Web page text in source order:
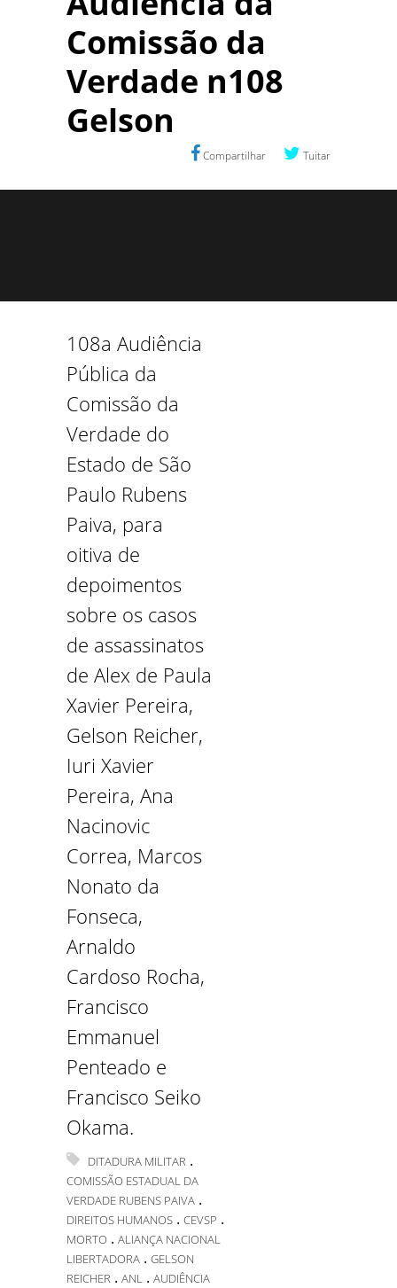
Comissão da
Verdade n108
Gelson
Compartilhar Tuitar
108a Audiência
Pública da
Comissão da
Verdade do
Estado de São
Paulo Rubens
Paiva, para
oitiva de
depoimentos
sobre os casos
de assassinatos
de Alex de Paula
Xavier Pereira,
Gelson Reicher,
Iuri Xavier
Pereira, Ana
Nacinovic
Correa, Marcos
Nonato da
Fonseca,
Arnaldo
Cardoso Rocha,
Francisco
Emmanuel
Penteado e
Francisco Seiko
Okama.
DITADURA MILITAR .
COMISSÃO ESTADUAL DA
VERDADE RUBENS PAIVA .
DIREITOS HUMANOS . CEVSP .
MORTO . ALIANÇA NACIONAL
LIBERTADORA . GELSON
REICHER . ANL . AUDIÊNCIA